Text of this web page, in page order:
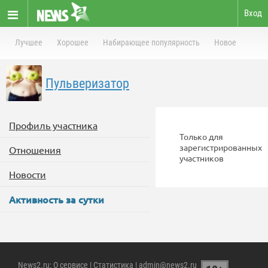
Вход
Лучшее Хорошее Набирающее популярность Новое
Пульверизатор
Профиль участника
Отношения
Новости
Активность за сутки
Только для
зарегистрированных
участников
News2.ru: О сервисе | Статистика | admin@news2.ru